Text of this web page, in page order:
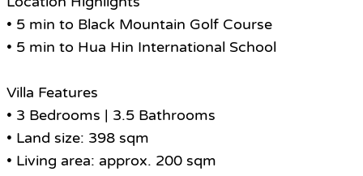
• 5 min to Black Mountain Golf Course
• 5 min to Hua Hin International School
Villa Features
• 3 Bedrooms | 3.5 Bathrooms
• Land size: 398 sqm
• Living area: approx. 200 sqm